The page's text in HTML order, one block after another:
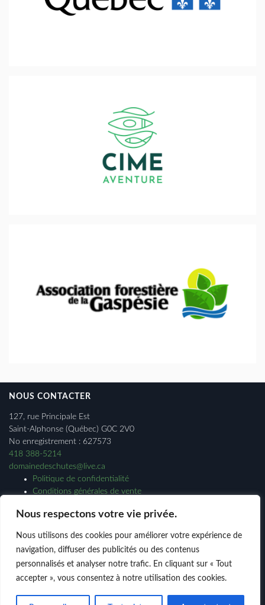
Nous respectons votre vie privée.
Nous utilisons des cookies pour améliorer votre expérience de
navigation, diffuser des publicités ou des contenus
personnalisés et analyser notre trafic. En cliquant sur « Tout
accepter », vous consentez à notre utilisation des cookies.
NOUS CONTACTER
127, rue Principale Est
Saint-Alphonse (Québec) G0C 2V0
No enregistrement : 627573
418 388-5214
domainedeschutes@live.ca
Politique de confidentialité
Conditions générales de vente
CARTES DE MEMBRE
Le Domaine des Chutes du Ruisseau Creux est un organisme à but
non lucratif.